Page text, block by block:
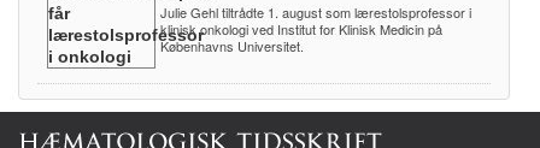
Julie Gehl tiltrådte 1. august som lærestolsprofessor i
klinisk onkologi ved Institut for Klinisk Medicin på
Københavns Universitet.